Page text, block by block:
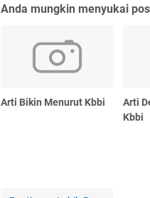
Anda mungkin menyukai
Arti Bikin Menurut Kbbi
Arti
Kbbi